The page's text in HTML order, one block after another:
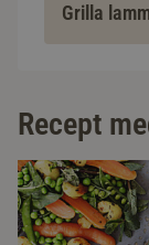
Grilla
Recept